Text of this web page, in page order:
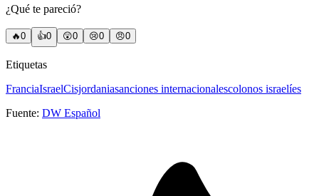
¿Qué te pareció?
🔥0 👍0 😲0 😢0 😠0
Etiquetas
FranciaIsraelCisjordaniasanciones internacionalescolonos israelíes
Fuente: DW Español